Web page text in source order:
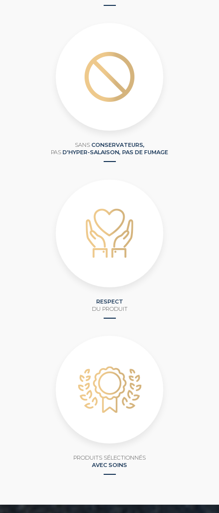
SANS CONSERVATEURS,
PAS D'HYPER-SALAISON, PAS DE FUMAGE
RESPECT
DU PRODUIT
PRODUITS SÉLECTIONNÉS
AVEC SOINS